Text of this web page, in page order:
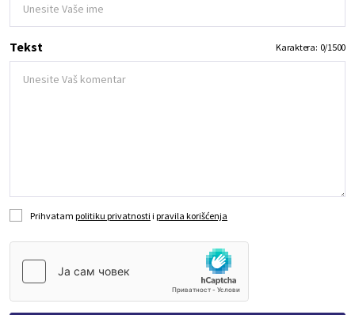
Tekst Karaktera: 0/1500
Prihvatam politiku privatnosti i pravila korišćenja